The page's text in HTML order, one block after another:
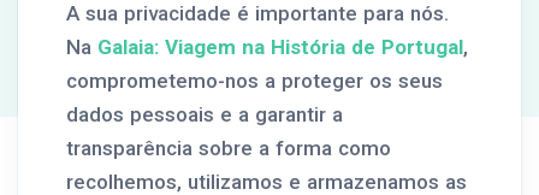
A sua privacidade é importante para nós.
Na Galaia: Viagem na História de Portugal,
comprometemo-nos a proteger os seus
dados pessoais e a garantir a
transparência sobre a forma como
recolhemos, utilizamos e armazenamos as